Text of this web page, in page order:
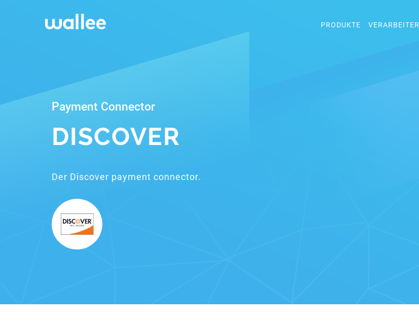
PRODUKTE VERARBEITER
Payment Connector
DISCOVER
Der Discover payment connector.